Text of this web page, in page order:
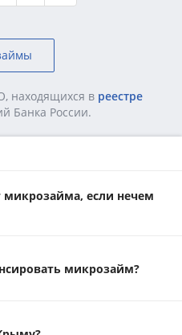
находящихся в реестре
Бaнкa Poccии.
микрозайма, если нечем
микрозайм?